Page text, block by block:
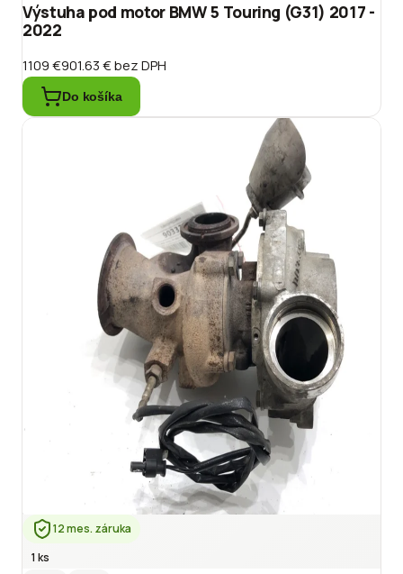
Výstuha pod motor BMW 5 Touring (G31) 2017 -
2022
1109 €901.63 €bez DPH
Do košíka
12 mes. záruka
1 ks